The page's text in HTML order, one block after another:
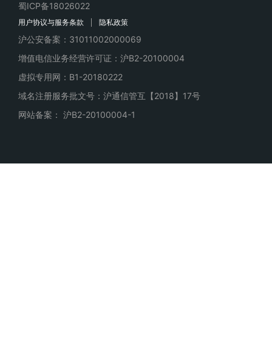
蜀ICP备18026022
用户协议与服务条款 隐私政策
沪公安备案：31011002000069
增值电信业务经营许可证：沪B2-20100004
虚拟专用网：B1-20180222
域名注册服务批文号：沪通信管互【2018】17号
网站备案： 沪B2-20100004-1